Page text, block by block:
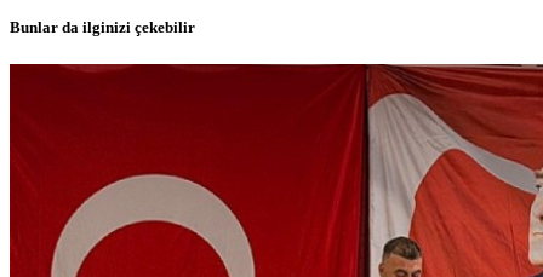
Bunlar da ilginizi çekebilir